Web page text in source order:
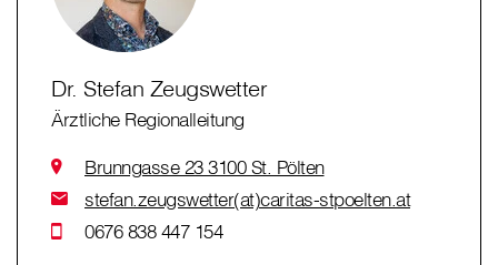
Dr. Stefan Zeugswetter
Ärztliche Regionalleitung
Brunngasse 23 3100 St. Pölten
stefan.zeugswetter(at)caritas-stpoelten.at
0676 838 447 154